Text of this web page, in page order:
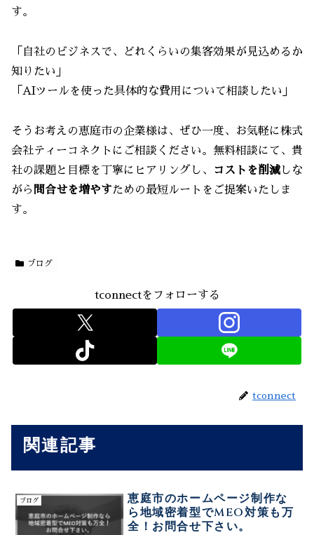
す。
「自社のビジネスで、どれくらいの集客効果が見込めるか
知りたい」
「AIツールを使った具体的な費用について相談したい」
そうお考えの恵庭市の企業様は、ぜひ一度、お気軽に株式
会社ティーコネクトにご相談ください。無料相談にて、貴
社の課題と目標を丁寧にヒアリングし、
コストを削減 しな
がら 問合せを増やすための最短ルートをご提案いたしま
す。
ブログ
tconnectをフォローする
tconnect
関連記事
ブログ
恵庭市のホームページ制作な
ら地域密着型でMEO対策も万
全！お問合せ下さい。